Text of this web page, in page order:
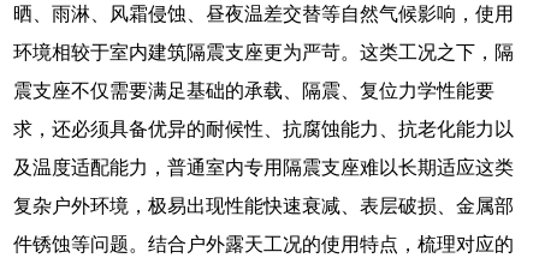
晒、雨淋、风霜侵蚀、昼夜温差交替等自然气候影响，使用
环境相较于室内建筑隔震支座更为严苛。这类工况之下，隔
震支座不仅需要满足基础的承载、隔震、复位力学性能要
求，还必须具备优异的耐候性、抗腐蚀能力、抗老化能力以
及温度适配能力，普通室内专用隔震支座难以长期适应这类
复杂户外环境，极易出现性能快速衰减、表层破损、金属部
件锈蚀等问题。结合户外露天工况的使用特点，梳理对应的